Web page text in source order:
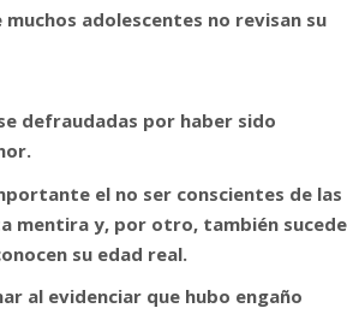
adolescentes no revisan su
defraudadas por haber sido
el no ser conscientes de las
mentira y, por otro, también sucede
su edad real.
al evidenciar que hubo engaño